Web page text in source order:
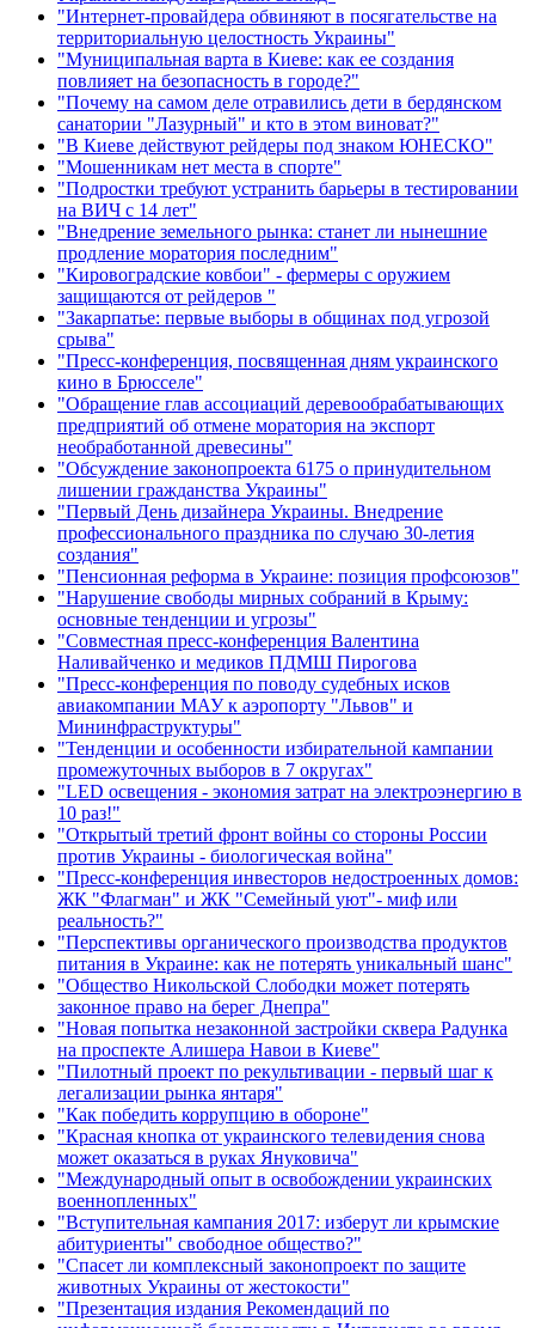
"Интернет-провайдера обвиняют в посягательстве на
территориальную целостность Украины"
"Муниципальная варта в Киеве: как ее создания
повлияет на безопасность в городе?"
"Почему на самом деле отравились дети в бердянском
санатории "Лазурный" и кто в этом виноват?"
"В Киеве действуют рейдеры под знаком ЮНЕСКО"
"Мошенникам нет места в спорте"
"Подростки требуют устранить барьеры в тестировании
на ВИЧ с 14 лет"
"Внедрение земельного рынка: станет ли нынешние
продление моратория последним"
"Кировоградские ковбои" - фермеры с оружием
защищаются от рейдеров "
"Закарпатье: первые выборы в общинах под угрозой
срыва"
"Пресс-конференция, посвященная дням украинского
кино в Брюсселе"
"Обращение глав ассоциаций деревообрабатывающих
предприятий об отмене моратория на экспорт
необработанной древесины"
"Обсуждение законопроекта 6175 о принудительном
лишении гражданства Украины"
"Первый День дизайнера Украины. Внедрение
профессионального праздника по случаю 30-летия
создания"
"Пенсионная реформа в Украине: позиция профсоюзов"
"Нарушение свободы мирных собраний в Крыму:
основные тенденции и угрозы"
"Совместная пресс-конференция Валентина
Наливайченко и медиков ПДМШ Пирогова
"Пресс-конференция по поводу судебных исков
авиакомпании МАУ к аэропорту "Львов" и
Мининфраструктуры"
"Тенденции и особенности избирательной кампании
промежуточных выборов в 7 округах"
"LED освещения - экономия затрат на электроэнергию в
10 раз!"
"Открытый третий фронт войны со стороны России
против Украины - биологическая война"
"Пресс-конференция инвесторов недостроенных домов:
ЖК "Флагман" и ЖК "Семейный уют"- миф или
реальность?"
"Перспективы органического производства продуктов
питания в Украине: как не потерять уникальный шанс"
"Общество Никольской Слободки может потерять
законное право на берег Днепра"
"Новая попытка незаконной застройки сквера Радунка
на проспекте Алишера Навои в Киеве"
"Пилотный проект по рекультивации - первый шаг к
легализации рынка янтаря"
"Как победить коррупцию в обороне"
"Красная кнопка от украинского телевидения снова
может оказаться в руках Януковича"
"Международный опыт в освобождении украинских
военнопленных"
"Вступительная кампания 2017: изберут ли крымские
абитуриенты" свободное общество?"
"Спасет ли комплексный законопроект по защите
животных Украины от жестокости"
"Презентация издания Рекомендаций по